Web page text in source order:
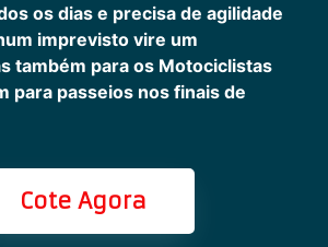
os dias e precisa de agilidade
imprevisto vire um
também para os Motociclistas
para passeios nos finais de
Cote Agora